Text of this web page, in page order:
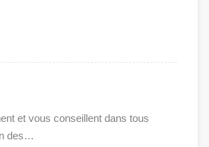
et vous conseillent dans tous
des…